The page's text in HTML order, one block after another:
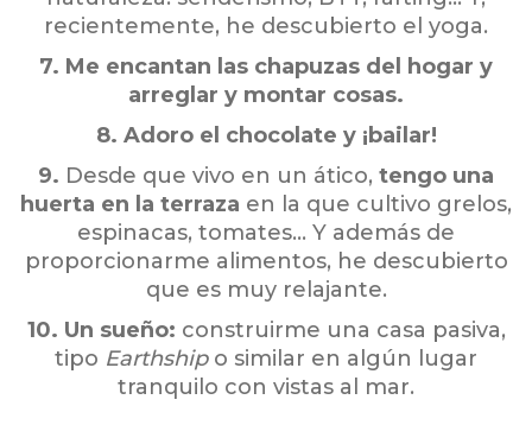
recientemente, he descubierto el yoga.
7. Me encantan las chapuzas del hogar y
arreglar y montar cosas.
8. Adoro el chocolate y ¡bailar!
9. Desde que vivo en un ático, tengo una
huerta en la terraza en la que cultivo grelos,
espinacas, tomates… Y además de
proporcionarme alimentos, he descubierto
que es muy relajante.
10. Un sueño: construirme una casa pasiva,
tipo Earthshipo similar en algún lugar
tranquilo con vistas al mar.